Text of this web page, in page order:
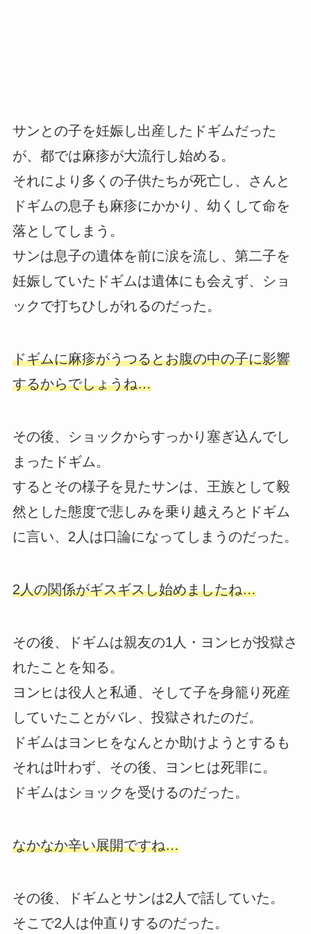
サンとの子を妊娠し出産したドギムだった
が、都では麻疹が大流行し始める。
それにより多くの子供たちが死亡し、さんと
ドギムの息子も麻疹にかかり、幼くして命を
落としてしまう。
サンは息子の遺体を前に涙を流し、第二子を
妊娠していたドギムは遺体にも会えず、ショ
ックで打ちひしがれるのだった。
ドギムに麻疹がうつるとお腹の中の子に影響
するからでしょうね…
その後、ショックからすっかり塞ぎ込んでし
まったドギム。
するとその様子を見たサンは、王族として毅
然とした態度で悲しみを乗り越えろとドギム
に言い、2人は口論になってしまうのだった。
2人の関係がギスギスし始めましたね…
その後、ドギムは親友の1人・ヨンヒが投獄さ
れたことを知る。
ヨンヒは役人と私通、そして子を身籠り死産
していたことがバレ、投獄されたのだ。
ドギムはヨンヒをなんとか助けようとするも
それは叶わず、その後、ヨンヒは死罪に。
ドギムはショックを受けるのだった。
なかなか辛い展開ですね…
その後、ドギムとサンは2人で話していた。
そこで2人は仲直りするのだった。